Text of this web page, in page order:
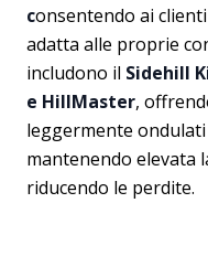
consentendo ai
adatta alle proprie
includono il Sidehill
e HillMaster,
leggermente
mantenendo elevata
riducendo le perdite.